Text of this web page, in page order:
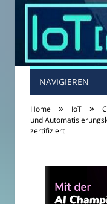
NAVIGIEREN
Home » IoT »
und
zertifiziert